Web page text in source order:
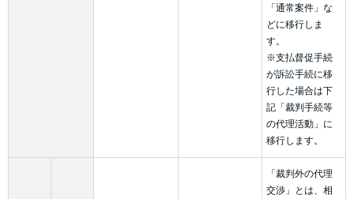
「通常案件」な
どに移行しま
す。
※支払督促手続
が訴訟手続に移
行した場合は下
記「裁判手続等
の代理活動」に
移行します。
「裁判外の代理
交渉」とは、相